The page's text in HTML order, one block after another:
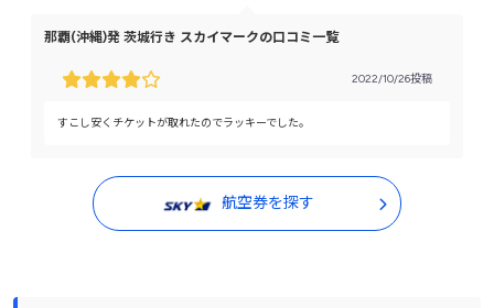
那覇(沖縄)発 茨城行き スカイマークの口コミ一覧
2022/10/26投稿
すこし安くチケットが取れたのでラッキーでした。
航空券を探す